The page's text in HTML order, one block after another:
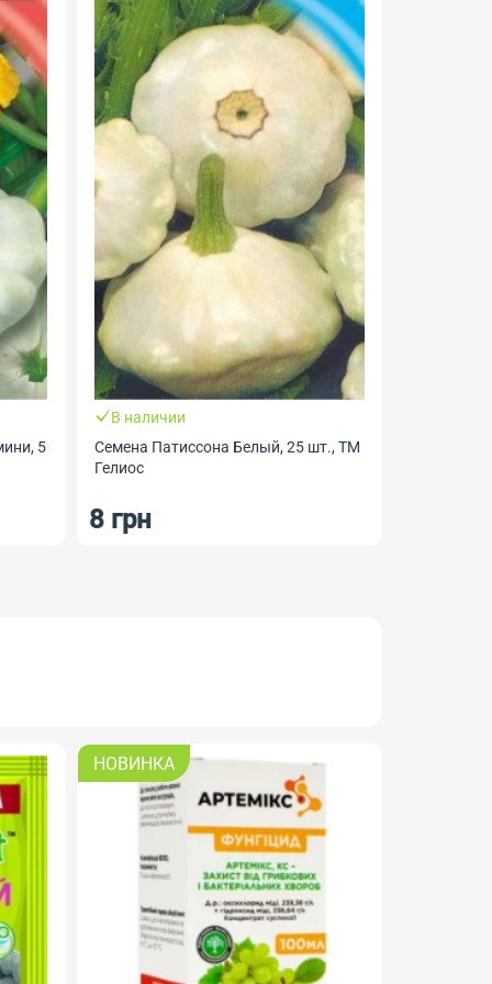
5
В наличии
Семена Патиссона Белый, 25 шт., ТМ
Гелиос
8 грн
НОВИНКА